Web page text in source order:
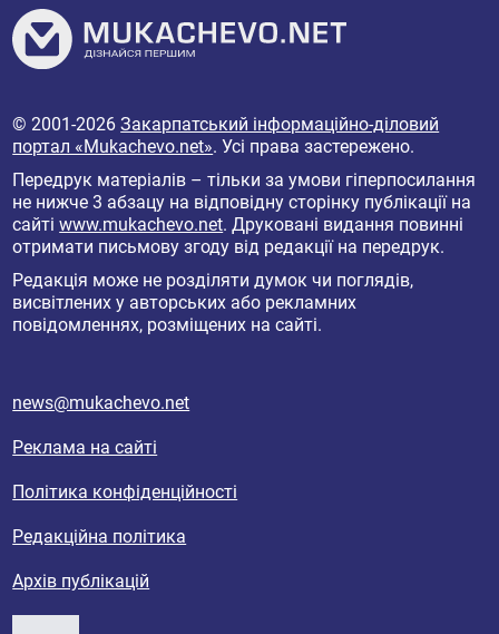
© 2001-2026Закарпатський інформаційно-діловий
портал «Mukachevo.net». Усі права застережено.
Передрук матеріалів – тільки за умови гіперпосилання
не нижче 3 абзацу на відповідну сторінку публікації на
сайтіwww.mukachevo.net. Друковані видання повинні
отримати письмову згоду від редакції на передрук.
Редакція може не розділяти думок чи поглядів,
висвітлених у авторських або рекламних
повідомленнях, розміщених на сайті.
news@mukachevo.net
Реклама на сайті
Політика конфіденційності
Редакційна політика
Архів публікацій